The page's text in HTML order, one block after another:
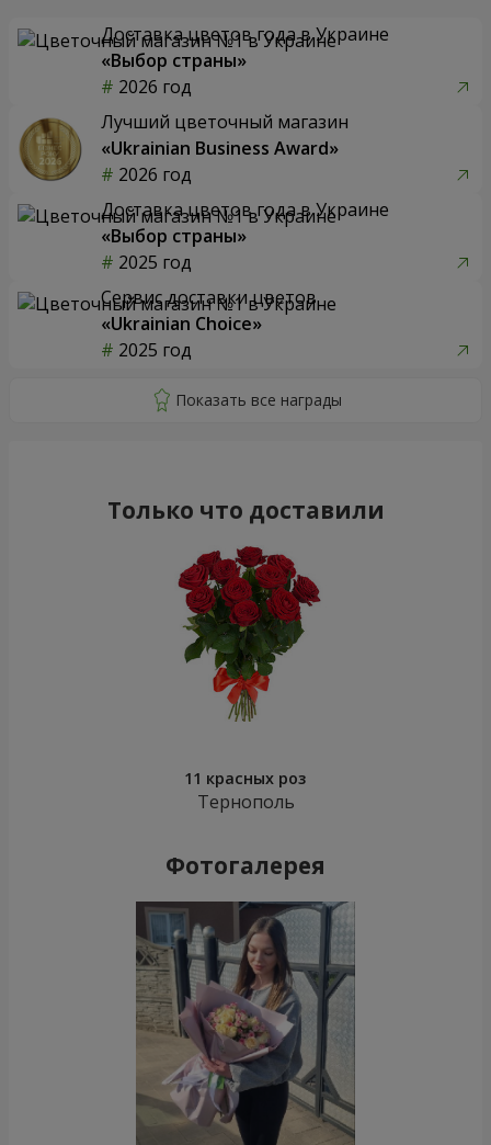
Доставка цветов года в Украине
«Выбор страны»
2026 год
Лучший цветочный магазин
«Ukrainian Business Award»
2026 год
Доставка цветов года в Украине
«Выбор страны»
2025 год
Сервис доставки цветов
«Ukrainian Choice»
2025 год
Только что доставили
11 красных роз
Тернополь
Фотогалерея